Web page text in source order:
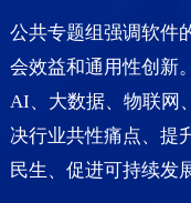
公共专题组强调软件
会效益和通用性创新
AI、大数据、物联网
决行业共性痛点、提
民生、促进可持续发